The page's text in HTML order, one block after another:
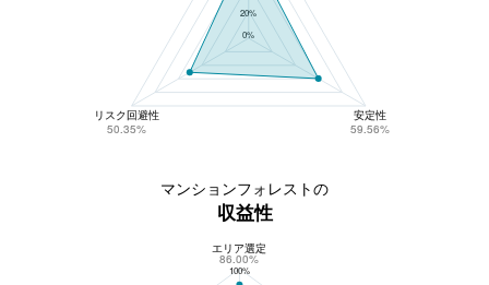
20%
0%
リスク回避性
50.35%
安定性
59.56%
マンションフォレストの
収益性
マンションフォレストの収益性
100%
エリア選定
86.00%